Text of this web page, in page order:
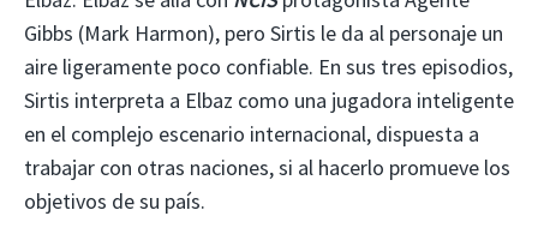
Gibbs (Mark Harmon), pero Sirtis le da al personaje un
aire ligeramente poco confiable. En sus tres episodios,
Sirtis interpreta a Elbaz como una jugadora inteligente
en el complejo escenario internacional, dispuesta a
trabajar con otras naciones, si al hacerlo promueve los
objetivos de su país.